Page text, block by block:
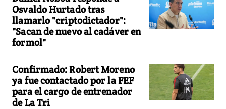
Osvaldo Hurtado tras
llamarlo "criptodictador":
"Sacan de nuevo al cadáver en
formol"
Confirmado: Robert Moreno
ya fue contactado por la FEF
para el cargo de entrenador
de La Tri